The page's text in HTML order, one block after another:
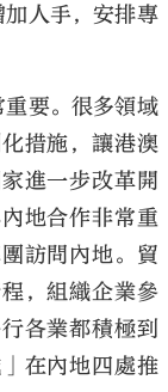
人手，安排專
要。很多領域
措施，讓港澳
進一步改革開
地合作非常重
訪問內地。貿
，組織企業參
各業都積極到
在內地四處推